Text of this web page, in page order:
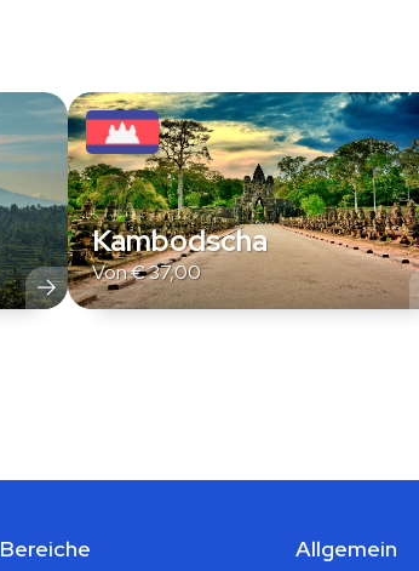
Kambodscha
Von€37,00
Bereiche Allgemein